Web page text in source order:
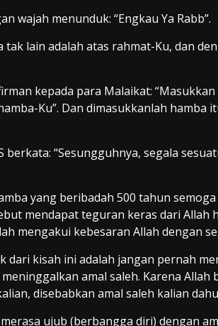
wajah menunduk: “Engkau Ya Rabb”.
tak lain adalah atas rahmat-Ku, dan
kepada para Malaikat:
Ku”. Dan dimasukkanlah hamba
berkata: “Sesungguhnya, segala
yang beribadah 500 tahun
mendapat teguran keras dari Allah
mengakui kebesaran Allah dengan
dari kisah ini adalah jangan pernah
amal saleh. Karena Allah
disebabkan amal saleh kalian
ujub (berbangga diri) dengan